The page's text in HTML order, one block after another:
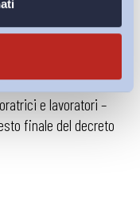
della
alla direttiva, ma
effettivo il
e lavoratori –
finale del decreto